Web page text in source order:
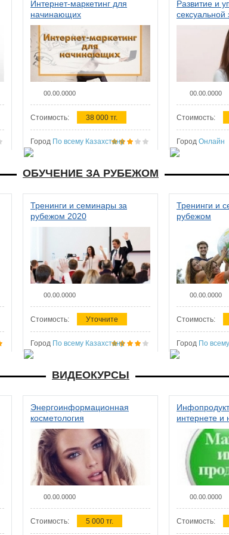
Интернет-маркетинг для
начинающих
00.00.0000
Стоимость: 38 000 тг.
Город По всему Казахстану
Развитие и
сексуальной
женщин
00.00.0000
Стоимость:
Город Онлайн
ОБУЧЕНИЕ ЗА РУБЕЖОМ
Тренинги и семинары за
рубежом 2020
00.00.0000
Стоимость: Уточните
Город По всему Казахстану
Тренинги и
рубежом
00.00.0000
Стоимость:
Город По
ВИДЕОКУРСЫ
Энергоинформационная
косметология
00.00.0000
Стоимость: 5 000 тг.
интернете и
00.00.0000
Стоимость: